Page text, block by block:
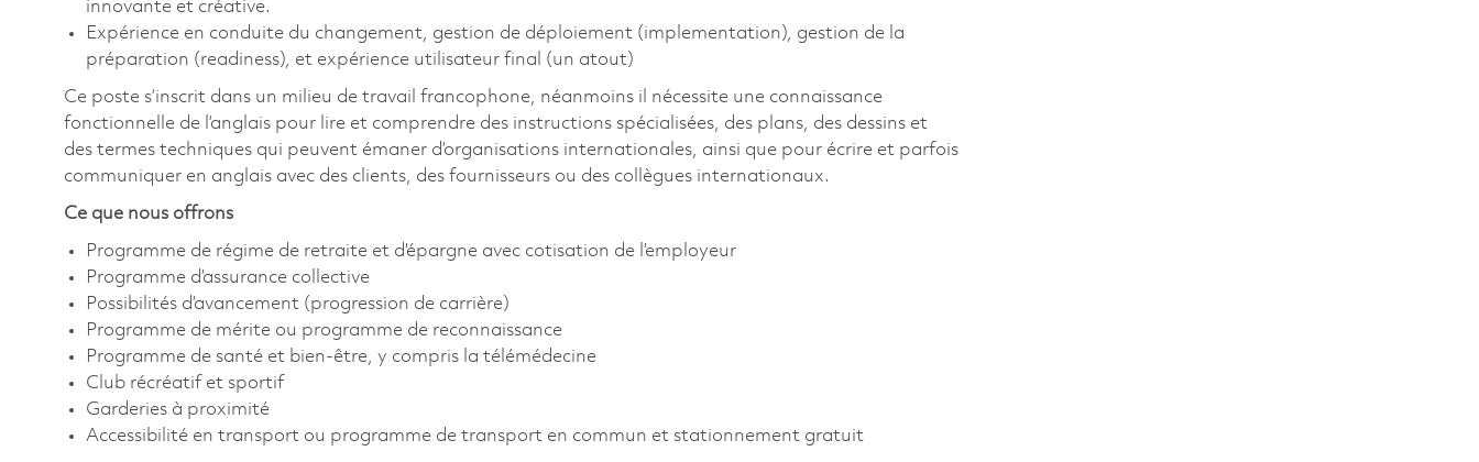
innovante et créative.
Expérience en conduite du changement, gestion de déploiement (implementation), gestion de la
préparation (readiness), et expérience utilisateur final (un atout)
Ce poste s’inscrit dans un milieu de travail francophone, néanmoins il nécessite une connaissance
fonctionnelle de l’anglais pour lire et comprendre des instructions spécialisées, des plans, des dessins et
des termes techniques qui peuvent émaner d’organisations internationales, ainsi que pour écrire et parfois
communiquer en anglais avec des clients, des fournisseurs ou des collègues internationaux.
Ce que nous offrons
Programme de régime de retraite et d’épargne avec cotisation de l’employeur
Programme d’assurance collective
Possibilités d’avancement (progression de carrière)
Programme de mérite ou programme de reconnaissance
Programme de santé et bien-être, y compris la télémédecine
Club récréatif et sportif
Garderies à proximité
Accessibilité en transport ou programme de transport en commun et stationnement gratuit